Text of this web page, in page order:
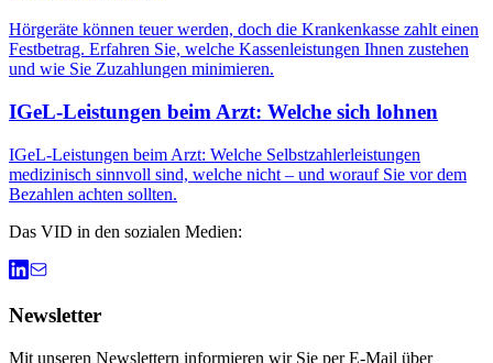
Hörgeräte können teuer werden, doch die Krankenkasse zahlt einen
Festbetrag. Erfahren Sie, welche Kassenleistungen Ihnen zustehen
und wie Sie Zuzahlungen minimieren.
IGeL-Leistungen beim Arzt: Welche sich lohnen
IGeL-Leistungen beim Arzt: Welche Selbstzahlerleistungen
medizinisch sinnvoll sind, welche nicht – und worauf Sie vor dem
Bezahlen achten sollten.
Das VID in den sozialen Medien:
Newsletter
Mit unseren Newslettern informieren wir Sie per E-Mail über